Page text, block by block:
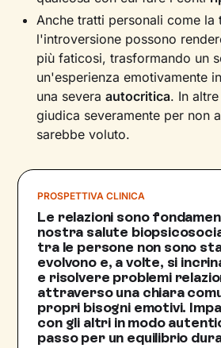
Anche tratti personali come la
l'introversione possono
più faticosi, trasformando un
un'esperienza emotivamente
una severaautocritica. In
giudica severamente per non
sarebbe voluto.
PROSPETTIVA CLINICA
Le relazioni sono
nostra salute
tra le persone non sono
evolvono e, a volte, si
e risolvere problemi
attraverso una chiara
propri bisogni emotivi.
con gli altri in modo
passo per un equilibrio